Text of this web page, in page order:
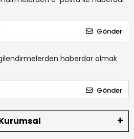
Gönder
haberdar olmak
Gönder